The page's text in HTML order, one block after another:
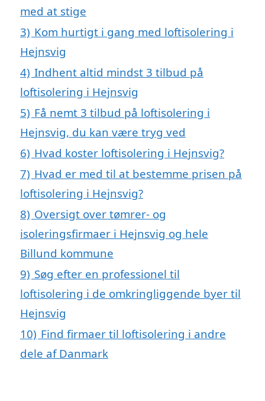
med at stige
3) Kom hurtigt i gang med loftisolering i
Hejnsvig
4) Indhent altid mindst 3 tilbud på
loftisolering i Hejnsvig
5) Få nemt 3 tilbud på loftisolering i
Hejnsvig, du kan være tryg ved
6) Hvad koster loftisolering i Hejnsvig?
7) Hvad er med til at bestemme prisen på
loftisolering i Hejnsvig?
8) Oversigt over tømrer- og
isoleringsfirmaer i Hejnsvig og hele
Billund kommune
9) Søg efter en professionel til
loftisolering i de omkringliggende byer til
Hejnsvig
10) Find firmaer til loftisolering i andre
dele af Danmark